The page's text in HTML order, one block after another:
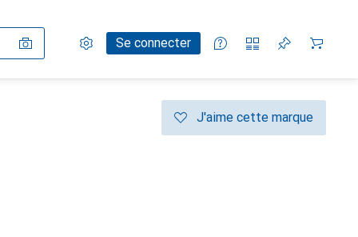
Paramètres
Compte clientSe connecter
Listes de comparaison
Listes d'envies
Panier
J'aime cette marque